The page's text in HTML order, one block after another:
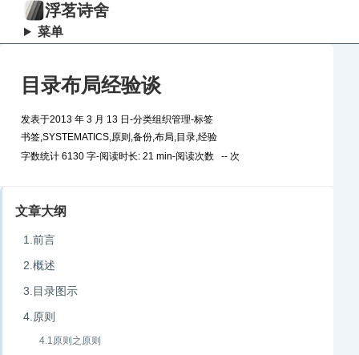
浮茗诗舍
菜单
目录布局经验谈
发表于2013 年 3 月 13 日 -分类组织管理-标签
书签,SYSTEMATICS,原则 ,备份,布局,目录,经验
字数统计 6130 字-阅读时长: 21 min-阅读次数 -- 次
文章大纲
1.前言
2.概述
3.目录图示
4.原则
4.1原则之原则